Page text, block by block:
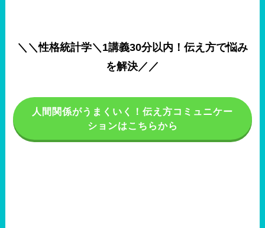
＼＼性格統計学＼1講義30分以内！伝え方で悩み
を解決／／
人間関係がうまくいく！伝え方コミュニケー
ションはこちらから